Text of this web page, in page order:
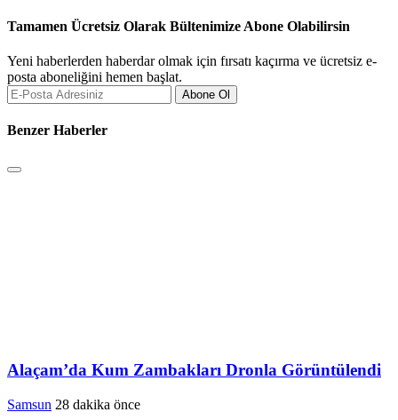
Tamamen Ücretsiz Olarak Bültenimize Abone Olabilirsin
Yeni haberlerden haberdar olmak için fırsatı kaçırma ve ücretsiz e-
posta aboneliğini hemen başlat.
Abone Ol
Benzer Haberler
Alaçam’da Kum Zambakları Dronla Görüntülendi
Samsun 28 dakika önce